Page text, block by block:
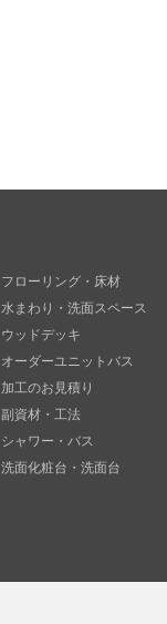
フローリング・床材
水まわり・洗面スペース
ウッドデッキ
オーダーユニットバス
加工のお見積り
副資材・工法
シャワー・バス
洗面化粧台・洗面台